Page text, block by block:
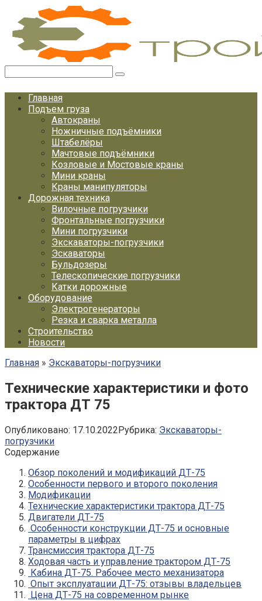
Перейти
контенту
Главная
Подъем груза
Автокраны
Ножничные подъёмники
Штабелёры
Мачтовые подъёмники
Козловые и Мостовые краны
Мини краны
Краны манипуляторы
Дорожная техника
Вилочные погрузчики
Фронтальные погрузчики
Мини погрузчики
Экскаваторы-погрузчики
Эскаваторы
Бульдозеры
Телескопические погрузчики
Катки дорожные
Оборудование
Электрогенераторы
Резка и сварка металла
Строительство
Новости
Главная » Экскаваторы-погрузчики
Технические характеристики и фото
трактора ДТ 75
Опубликовано: 17.10.2022Рубрика: Экскаваторы-
погрузчики
Содержание
Обзор поколений и модификаций ДТ-75
Особенности первого и второго поколения
Модификации
Технические характеристики трактора ДТ-75
Двигатели ДТ-75
Особенности конструкции ДТ-75 и основные
параметры в цифрах
Трансмиссия трактора ДТ-75
Ходовая часть и управление трактором ДТ-75
Кабина ДТ-75. Рабочее место механизатора
Опыт эксплуатации ДТ-75: отзывы владельцев
Цена ДТ-75 на современном рынке